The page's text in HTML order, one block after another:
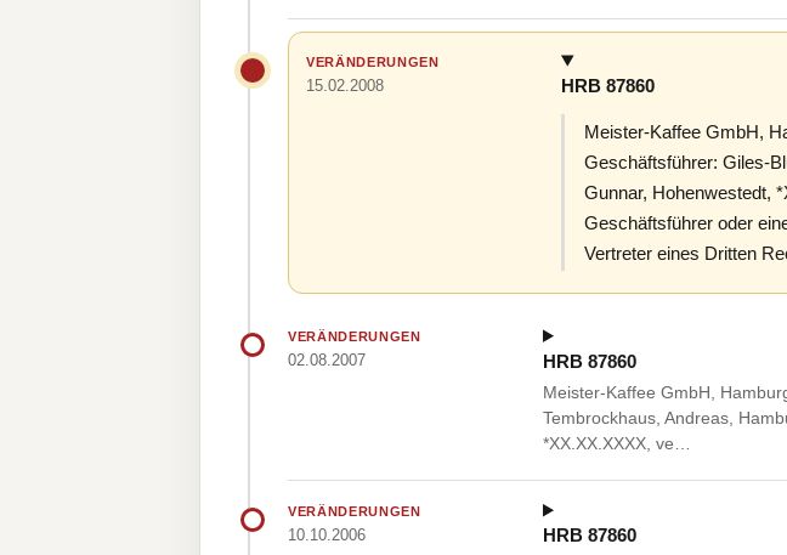
VERÄNDERUNGEN
15.02.2008 HRB 87860
Meister-Kaffee GmbH,
Geschäftsführer: Giles-
Gunnar, Hohenwestedt,
Geschäftsführer oder
Vertreter eines Dritten
VERÄNDERUNGEN
02.08.2007 HRB 87860
Meister-Kaffee GmbH,
Tembrockhaus, Andreas,
*XX.XX.XXXX, ve…
VERÄNDERUNGEN
10.10.2006 HRB 87860